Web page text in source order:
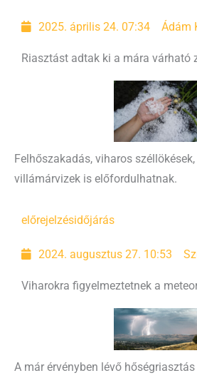
2025. április 24. 07:34 Ádám
Riasztást adtak ki a mára várható
Felhőszakadás, viharos
villámárvizek is előfordulhatnak.
előrejelzésidőjárás
2024. augusztus 27. 10:53
Viharokra figyelmeztetnek a
A már érvényben lévő